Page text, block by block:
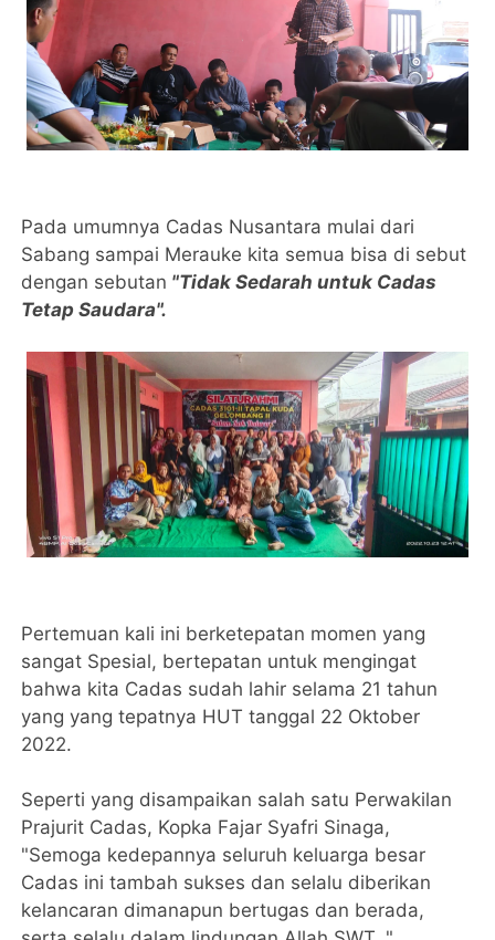
Pada umumnya Cadas Nusantara mulai dari
Sabang sampai Merauke kita semua bisa di sebut
dengan sebutan "Tidak Sedarah untuk Cadas
Tetap Saudara".
Pertemuan kali ini berketepatan momen yang
sangat Spesial, bertepatan untuk mengingat
bahwa kita Cadas sudah lahir selama 21 tahun
yang yang tepatnya HUT tanggal 22 Oktober
2022.
Seperti yang disampaikan salah satu Perwakilan
Prajurit Cadas, Kopka Fajar Syafri Sinaga,
"Semoga kedepannya seluruh keluarga besar
Cadas ini tambah sukses dan selalu diberikan
kelancaran dimanapun bertugas dan berada,